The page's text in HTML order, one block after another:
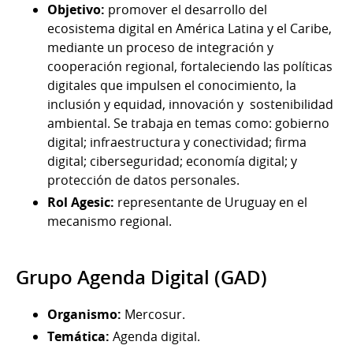
Objetivo: promover el desarrollo del
ecosistema digital en América Latina y el Caribe,
mediante un proceso de integración y
cooperación regional, fortaleciendo las políticas
digitales que impulsen el conocimiento, la
inclusión y equidad, innovación y sostenibilidad
ambiental. Se trabaja en temas como: gobierno
digital; infraestructura y conectividad; firma
digital; ciberseguridad; economía digital; y
protección de datos personales.
Rol Agesic: representante de Uruguay en el
mecanismo regional.
Grupo Agenda Digital (GAD)
Organismo: Mercosur.
Temática: Agenda digital.